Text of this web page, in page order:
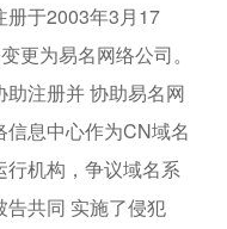
于2003年3月17
更为易名网络公司。
注册并 协助易名网
息中心作为CN域名
机构，争议域名系
告共同 实施了侵犯